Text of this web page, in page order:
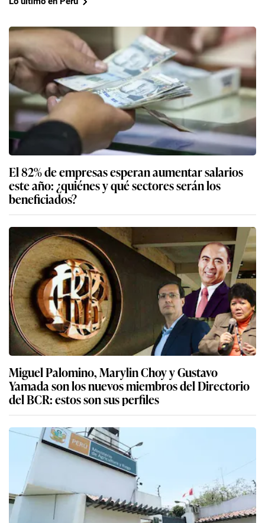
El 82% de empresas esperan aumentar salarios
este año: ¿quiénes y qué sectores serán los
beneficiados?
Miguel Palomino, Marylin Choy y Gustavo
Yamada son los nuevos miembros del Directorio
del BCR: estos son sus perfiles